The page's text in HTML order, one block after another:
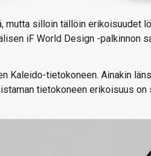
mutta silloin tällöin erikoisuudet
iF World Design -palkinnon
Kaleido-tietokoneen. Ainakin
tietokoneen erikoisuus on